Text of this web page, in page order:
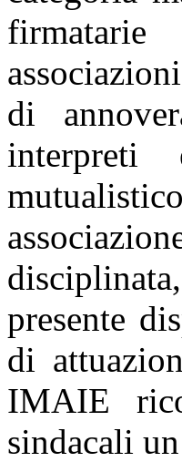
di
interpreti
presente
di
IMAIE
sindacali